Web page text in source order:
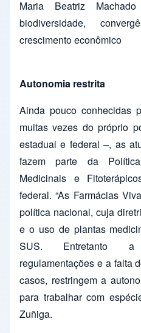
Maria Beatriz
biodiversidade,
crescimento econômico
Autonomia restrita
Ainda pouco conhecidas
muitas vezes do próprio
estadual e federal –, as
fazem parte da
Medicinais e
federal. “As Farmácias
política nacional, cuja
e o uso de plantas
SUS. Entretanto a
regulamentações e a falta
casos, restringem a
para trabalhar com
Zuñiga.